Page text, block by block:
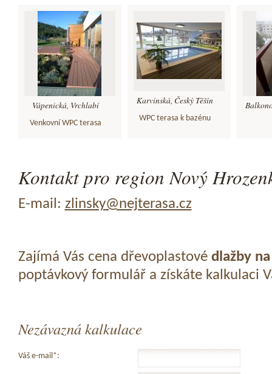
Vápenická, Vrchlabí
Venkovní WPC terasa
Karvinská, Český Těšín
WPC terasa k bazénu
Kontakt pro region Nový
E-mail: zlinsky@nejterasa.cz
Zajímá Vás cena dřevoplastové dlažby
poptávkový formulář a získáte kalkulaci
Nezávazná kalkulace
Váš e-mail*: